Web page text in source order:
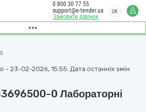
Замовити дзвінок
0 800 30 77 55
support@e-tender.ua
UK
- 23-02-2026, 15:55. Дата останніх змін
0 Лабораторні